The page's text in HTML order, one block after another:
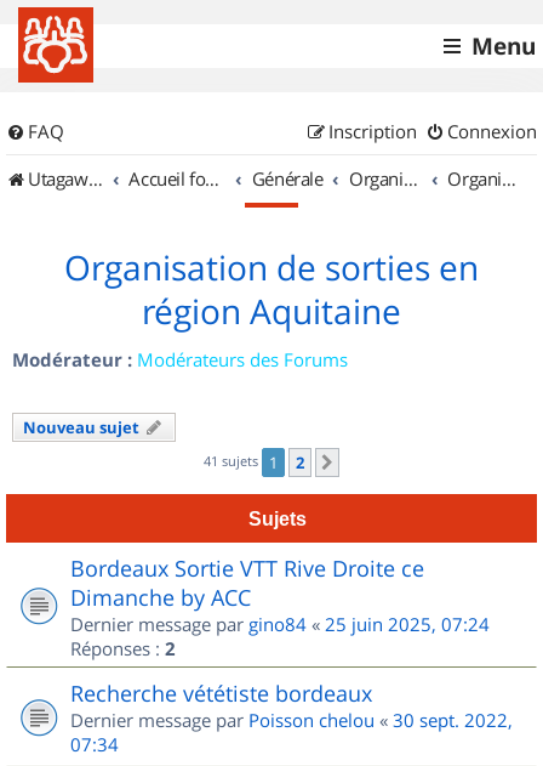
Menu
FAQ Connexion
Inscription
UtagawaVTT (Randos VTT et VTTAE avec traces GPS)
Accueil forum Générale Organisation de sorties & Recherche de partenaires Organisation de sorties en région Aquitaine
Organisation de sorties en
région Aquitaine
Modérateur : Modérateurs des Forums
Nouveau sujet
41 sujets 1 2
Sujets
Bordeaux Sortie VTT Rive Droite ce
Dimanche by ACC
Dernier message par gino84 « 25 juin 2025, 07:24
Réponses : 2
Recherche vététiste bordeaux
Dernier message par Poisson chelou « 30 sept. 2022,
07:34